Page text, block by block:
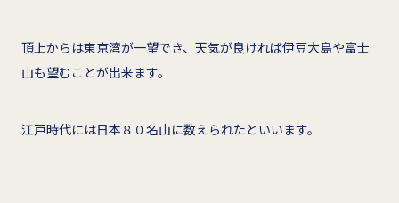
頂上からは東京湾が一望でき、天気が良ければ伊豆大島や富士
山も望むことが出来ます。
江戸時代には日本８０名山に数えられたといいます。